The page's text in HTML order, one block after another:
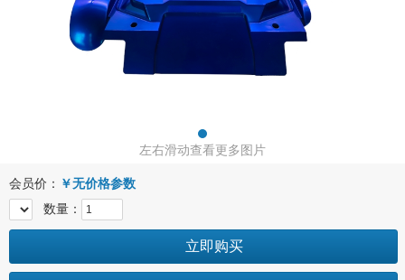
左右滑动查看更多图片
会员价： ￥无价格参数
数量：
立即购买